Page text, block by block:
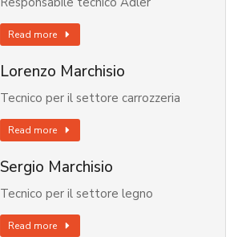
Read more
Lorenzo Marchisio
Tecnico per il settore carrozzeria
Read more
Sergio Marchisio
Tecnico per il settore legno
Read more